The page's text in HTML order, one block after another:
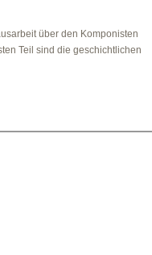
über den Komponisten
Teil sind die geschichtlichen